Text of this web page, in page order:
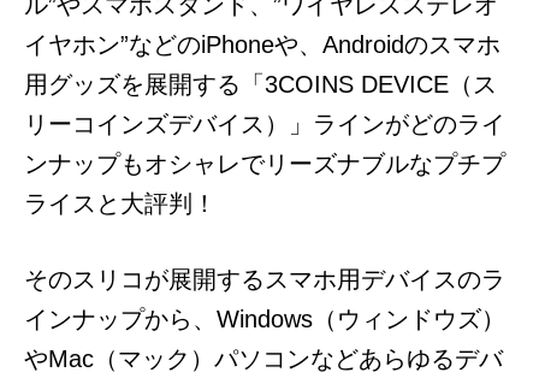
イヤホン”などのiPhoneや、Androidのスマホ
用グッズを展開する「3COINS DEVICE（ス
リーコインズデバイス）」ラインがどのライ
ンナップもオシャレでリーズナブルなプチプ
ライスと大評判！
そのスリコが展開するスマホ用デバイスのラ
インナップから、Windows（ウィンドウズ）
やMac（マック）パソコンなどあらゆるデバ